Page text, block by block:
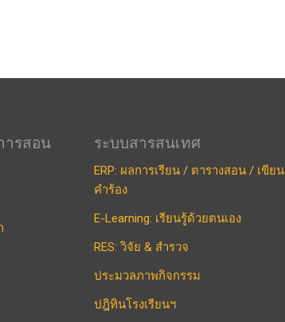
ารสอน ระบบสารสนเทศ
ERP: ผลการเรียน / ตารางสอน / เขียน
คำร้อง
E-Learning: เรียนรู้ด้วยตนเอง
RES: วิจัย & สำรวจ
ประมวลภาพกิจกรรม
ปฎิทินโรงเรียนฯ